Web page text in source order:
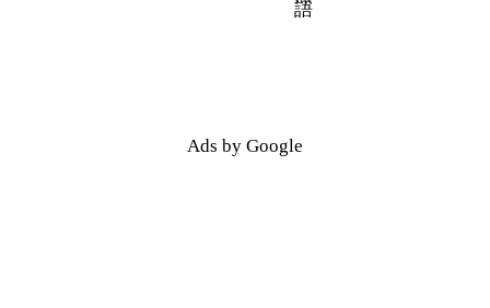
漢字検索
Ads by Google
漢字検索